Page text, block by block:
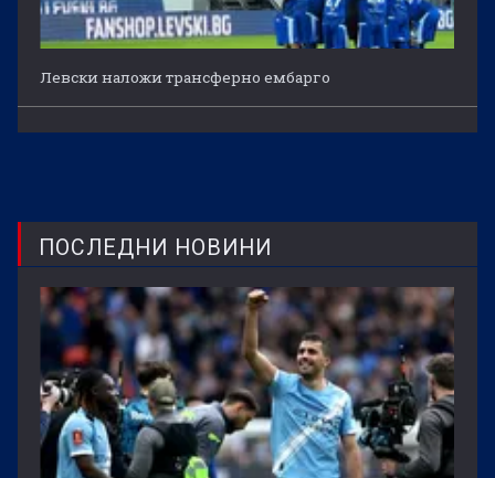
Левски наложи трансферно ембарго
ПОСЛЕДНИ НОВИНИ